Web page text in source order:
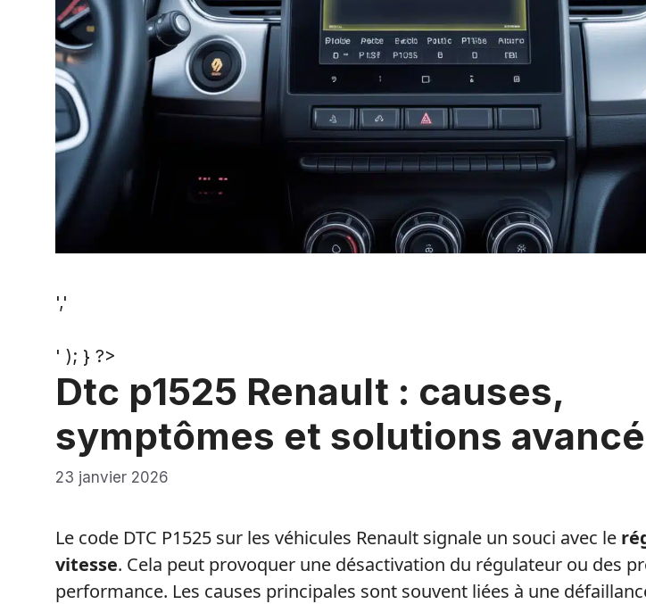
','
' ); } ?>
Dtc p1525 Renault : causes,
symptômes et solutions
23 janvier 2026
Le code DTC P1525 sur les véhicules Renault signale un souci avec le
vitesse. Cela peut provoquer une désactivation du régulateur ou des
performance. Les causes principales sont souvent liées à une